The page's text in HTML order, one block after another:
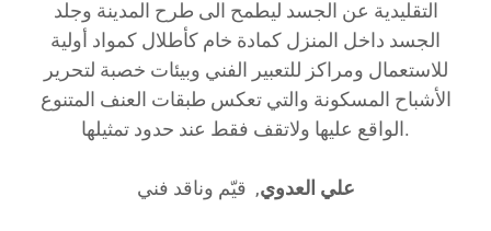
التقليدية عن الجسد ليطمح الى طرح المدينة وجلد
الجسد داخل المنزل كمادة خام كأطلال كمواد أولية
للاستعمال ومراكز للتعبير الفني وبيئات خصبة لتحرير
الأشباح المسكونة والتي تعكس طبقات العنف المتنوع
الواقع عليها ولاتقف فقط عند حدود تمثيلها.
علي العدوي, قيّم وناقد فني